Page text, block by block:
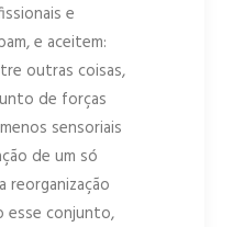
e
e aceitem:
outras coisas,
de forças
sensoriais
de um só
reorganização
conjunto,